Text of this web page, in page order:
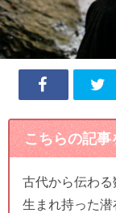
こちらの記事
古代から伝わる
生まれ持った